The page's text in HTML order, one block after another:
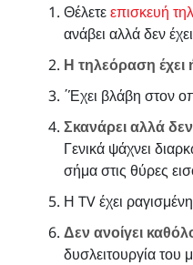
Θέλετεεπισκευή
ανάβει αλλά δεν
Η τηλεόραση έχει
΄Έχει βλάβη στον
Σκανάρει αλλά
Γενικά ψάχνει
σήμα στις θύρες
Η TV έχει
Δεν ανοίγει
δυσλειτουργία του